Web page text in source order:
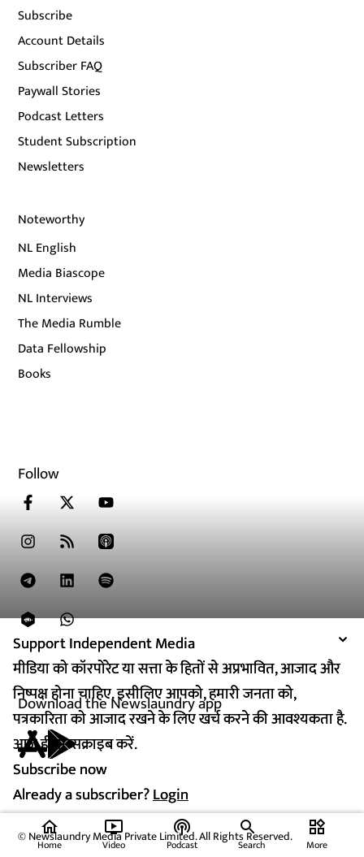
Support Independent Media
मीडिया को कॉरपोरेट या सत्ता के हितों से अप्रभावित, आजाद और
निष्पक्ष होना चाहिए. इसीलिए आपको, हमारी जनता को,
पत्रकारिता को आजाद रखने के लिए खर्च करने की आवश्यकता है.
आज ही सब्सक्राइब करें.
Subscribe now
Already a subscriber?Login
Support Independent Media
मीडिया को कॉरपोरेट या सत्ता के हितों से अप्रभावित, आजाद और
निष्पक्ष होना चाहिए. इसीलिए आपको, हमारी जनता को,
पत्रकारिता को आजाद रखने के लिए खर्च करने की आवश्यकता है.
आज ही सब्सक्राइब करें.
Subscribe now
Already a subscriber?Login
Subscribe
Account Details
Subscriber FAQ
Paywall Stories
Podcast Letters
Student Subscription
Newsletters
Noteworthy
NL English
Media Biascope
NL Interviews
The Media Rumble
Data Fellowship
Books
Follow
Download the Newslaundry app
© Newslaundry Media Private Limited. All Rights Reserved.
home
Home
ondemand_video
Video
podcasts
Podcast Search
widgets
More